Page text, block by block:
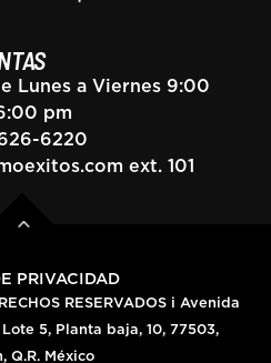
Lunes a Viernes 9:00
pm
6220
ext. 101
PRIVACIDAD
RESERVADOS i Avenida
5, Planta baja, 10, 77503,
Q.R. México